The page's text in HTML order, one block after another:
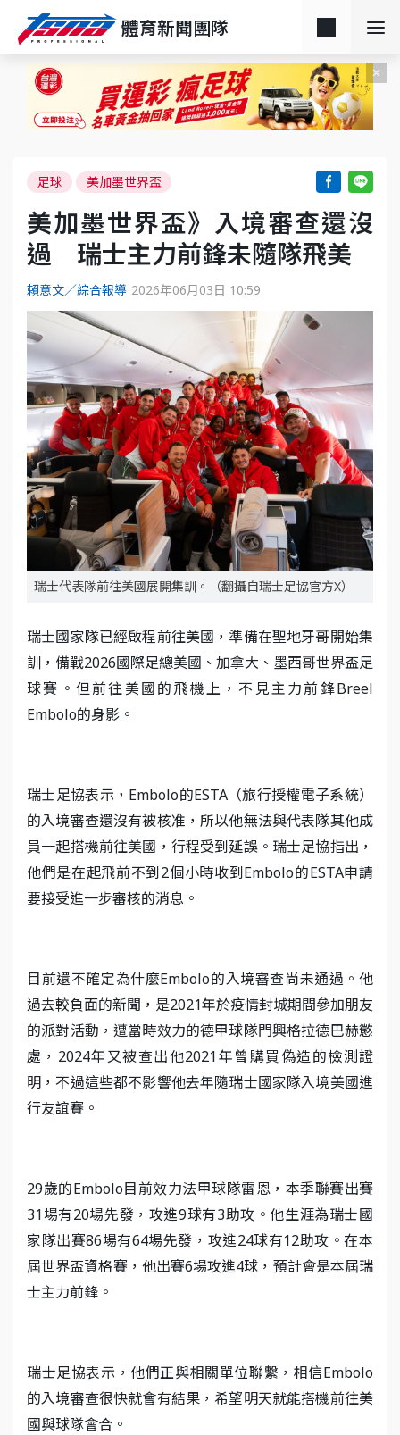
體育新聞團隊
足球 美加墨世界盃
美加墨世界盃》入境審查還沒
過 瑞士主力前鋒未隨隊飛美
賴意文／綜合報導 2026年06月03日 10:59
瑞士代表隊前往美國展開集訓。（翻攝自瑞士足協官方X）
瑞士國家隊已經啟程前往美國，準備在聖地牙哥開始集
訓，備戰2026國際足總美國、加拿大、墨西哥世界盃足
球賽。但前往美國的飛機上，不見主力前鋒Breel
Embolo的身影。
瑞士足協表示，Embolo的ESTA（旅行授權電子系統）
的入境審查還沒有被核准，所以他無法與代表隊其他成
員一起搭機前往美國，行程受到延誤。瑞士足協指出，
他們是在起飛前不到2個小時收到Embolo的ESTA申請
要接受進一步審核的消息。
目前還不確定為什麼Embolo的入境審查尚未通過。他
過去較負面的新聞，是2021年於疫情封城期間參加朋友
的派對活動，遭當時效力的德甲球隊門興格拉德巴赫懲
處，2024年又被查出他2021年曾購買偽造的檢測證
明，不過這些都不影響他去年隨瑞士國家隊入境美國進
行友誼賽。
29歲的Embolo目前效力法甲球隊雷恩，本季聯賽出賽
31場有20場先發，攻進9球有3助攻。他生涯為瑞士國
家隊出賽86場有64場先發，攻進24球有12助攻。在本
屆世界盃資格賽，他出賽6場攻進4球，預計會是本屆瑞
士主力前鋒。
瑞士足協表示，他們正與相關單位聯繫，相信Embolo
的入境審查很快就會有結果，希望明天就能搭機前往美
國與球隊會合。